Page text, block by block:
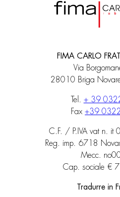
FIMA CARLO
Via
28010 Briga
Tel. + 39
Fax +39
C.F. / P.IVA vat n. it
Reg. imp. 6718
Mecc.
Cap. sociale €
Tradurre in